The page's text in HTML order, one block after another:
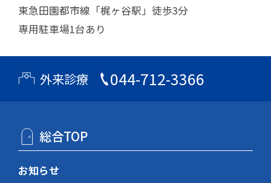
東急田園都市線「梶ヶ谷駅」徒歩3分
専用駐車場1台あり
外来診療 044-712-3366
総合TOP
お知らせ